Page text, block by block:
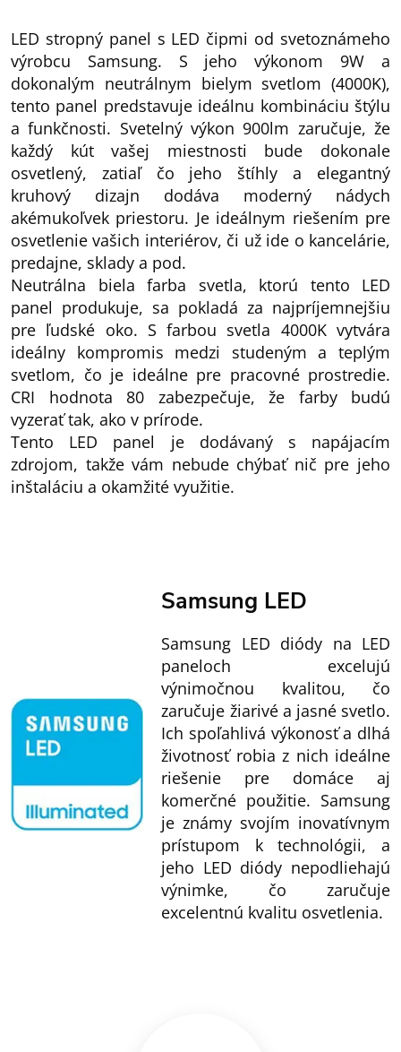
LED stropný panel s LED čipmi od svetoznámeho
výrobcu Samsung. S jeho výkonom 9W a
dokonalým neutrálnym bielym svetlom (4000K),
tento panel predstavuje ideálnu kombináciu štýlu
a funkčnosti. Svetelný výkon 900lm zaručuje, že
každý kút vašej miestnosti bude dokonale
osvetlený, zatiaľ čo jeho štíhly a elegantný
kruhový dizajn dodáva moderný nádych
akémukoľvek priestoru. Je ideálnym riešením pre
osvetlenie vašich interiérov, či už ide o kancelárie,
predajne, sklady a pod.
Neutrálna biela farba svetla, ktorú tento LED
panel produkuje, sa pokladá za najpríjemnejšiu
pre ľudské oko. S farbou svetla 4000K vytvára
ideálny kompromis medzi studeným a teplým
svetlom, čo je ideálne pre pracovné prostredie.
CRI hodnota 80 zabezpečuje, že farby budú
vyzerať tak, ako v prírode.
Tento LED panel je dodávaný s napájacím
zdrojom, takže vám nebude chýbať nič pre jeho
inštaláciu a okamžité využitie.
Samsung LED
Samsung LED diódy na LED
paneloch excelujú
výnimočnou kvalitou, čo
zaručuje žiarivé a jasné svetlo.
Ich spoľahlivá výkonosť a dlhá
životnosť robia z nich ideálne
riešenie pre domáce aj
komerčné použitie. Samsung
je známy svojím inovatívnym
prístupom k technológii, a
jeho LED diódy nepodliehajú
výnimke, čo zaručuje
excelentnú kvalitu osvetlenia.